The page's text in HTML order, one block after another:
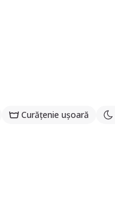
Curățenie ușoară